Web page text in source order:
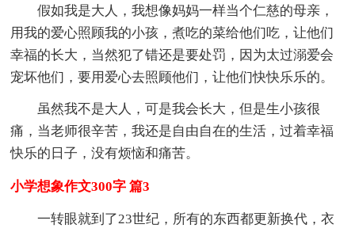
假如我是大人，我想像妈妈一样当个仁慈的母亲，
用我的爱心照顾我的小孩，煮吃的菜给他们吃，让他们
幸福的长大，当然犯了错还是要处罚，因为太过溺爱会
宠坏他们，要用爱心去照顾他们，让他们快快乐乐的。
虽然我不是大人，可是我会长大，但是生小孩很
痛，当老师很辛苦，我还是自由自在的生活，过着幸福
快乐的日子，没有烦恼和痛苦。
小学想象作文300字 篇3
一转眼就到了23世纪，所有的东西都更新换代，衣